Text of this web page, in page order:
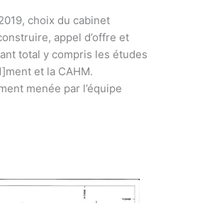
choix du cabinet
appel d’offre et
total y compris les études
et la CAHM.
menée par l’équipe